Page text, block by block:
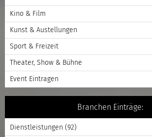
Kino & Film
Kunst & Austellungen
Sport & Freizeit
Theater, Show & Bühne
Event Eintragen
Branchen Einträge:
Dienstleistungen (92)